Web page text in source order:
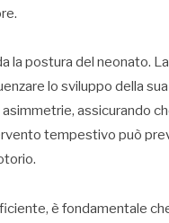
la postura del neonato.
lo sviluppo della
assicurando
tempestivo può
è fondamentale